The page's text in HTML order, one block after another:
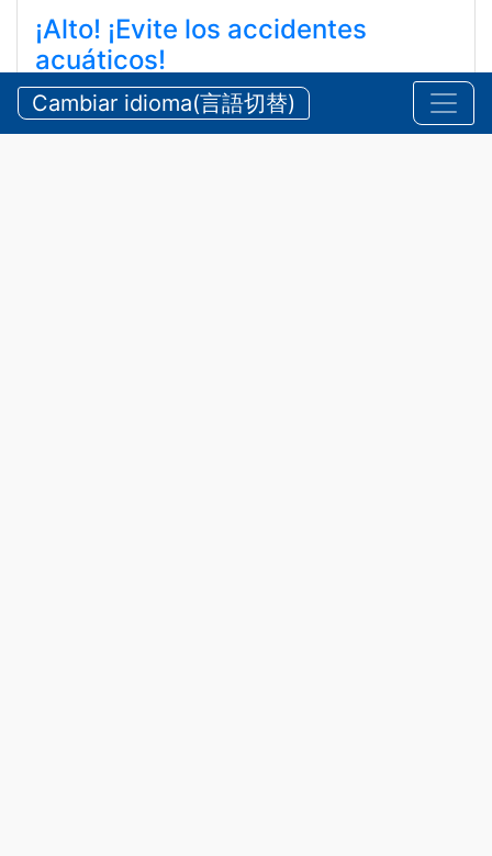
¡Alto! ¡Evite los accidentes
acuáticos!
ストップ！水難事故！ ！
5 de agosto de 2026 Anuncios,Seguridad
Cambiar idioma(言語切替)